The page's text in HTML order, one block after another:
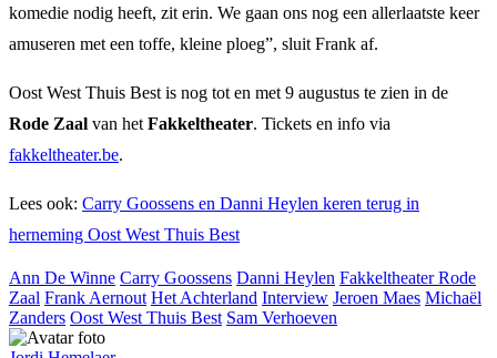
komedie nodig heeft, zit erin. We gaan ons nog een allerlaatste keer
amuseren met een toffe, kleine ploeg”, sluit Frank af.
Oost West Thuis Best is nog tot en met 9 augustus te zien in de
Rode Zaal van het Fakkeltheater. Tickets en info via
fakkeltheater.be.
Lees ook: Carry Goossens en Danni Heylen keren terug in
herneming Oost West Thuis Best
Ann De Winne Carry Goossens Danni Heylen Fakkeltheater Rode
Zaal Frank Aernout Het Achterland Interview Jeroen Maes Michaël
Zanders Oost West Thuis Best Sam Verhoeven